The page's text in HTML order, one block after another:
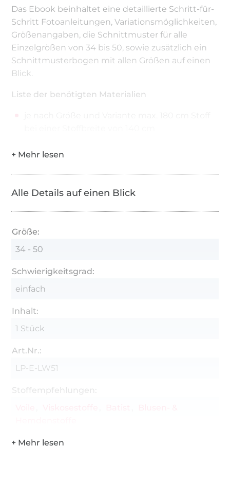
Das Ebook beinhaltet eine detaillierte Schritt-für-
Schritt Fotoanleitungen, Variationsmöglichkeiten,
Größenangaben, die Schnittmuster für alle
Einzelgrößen von 34 bis 50, sowie zusätzlich ein
Schnittmusterbogen mit allen Größen auf einen
Blick.
Liste der benötigten Materialien
Alle Details auf einen Blick
Größe:
34 - 50
Schwierigkeitsgrad:
einfach
Inhalt:
1 Stück
Art.Nr.:
LP-E-LW51
Stoffempfehlungen: